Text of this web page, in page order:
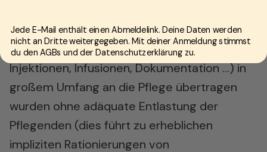
Pflege in besonderem Maße
ärztliche Routineaufgaben (Blutentnahmen,
Injektionen, Infusionen, Dokumentation …) in
großem Umfang an die Pflege übertragen
wurden ohne adäquate Entlastung der
Pflegenden (dies führt zu erheblichen
impliziten Rationierungen von
Jede E-Mail enthält einen Abmeldelink. Deine Daten werden
nicht an Dritte weitergegeben. Mit deiner Anmeldung stimmst
du den AGBs und der Datenschutzerklärung zu.